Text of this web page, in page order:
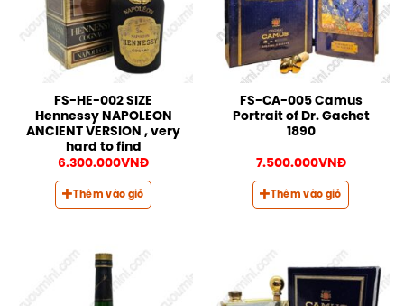
FS-HE-002 SIZE
Hennessy NAPOLEON
ANCIENT VERSION , very
hard to find
6.300.000VNĐ
Thêm vào giỏ
FS-CA-005 Camus
Portrait of Dr. Gachet
1890
7.500.000VNĐ
Thêm vào giỏ